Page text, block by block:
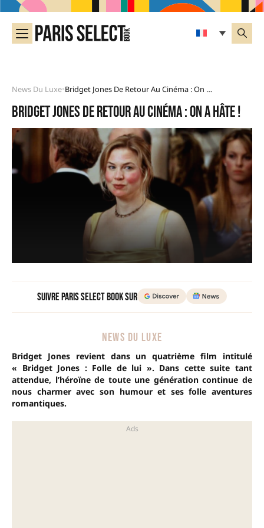
News Du Luxe• Bridget Jones De Retour Au Cinéma : On A Hâte !
Bridget Jones de retour au cinéma : on a hâte !
Suivre Paris Select Book sur
NEWS DU LUXE
Bridget Jones revient dans un quatrième film intitulé
« Bridget Jones : Folle de lui ». Dans cette suite tant
attendue, l’héroïne de toute une génération continue de
nous charmer avec son humour et ses folle aventures
romantiques.